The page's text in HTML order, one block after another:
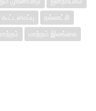
நல்லாட்சி
மாற்றம் இலங்கை